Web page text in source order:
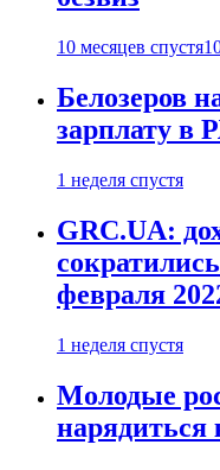
10 месяцев спустя
Белозеров
зарплату в
1 неделя спустя
GRC.UA:
февраля
1 неделя спустя
Молодые
нарядиться